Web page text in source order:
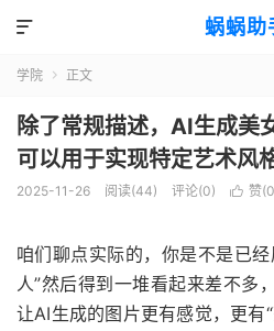
蜗蜗助

学院  正文
除了常规描述，AI生成美
可以用于实现特定艺术风
2025-11-26 阅读(44) 评论(0)  赞(0
咱们聊点实际的，你是不是已
人”然后得到一堆看起来差不多
让AI生成的图片更有感觉，更有